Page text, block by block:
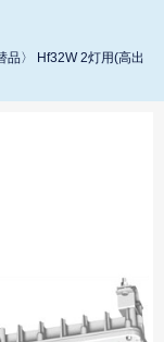
品〉 Hf32W 2灯用(高出